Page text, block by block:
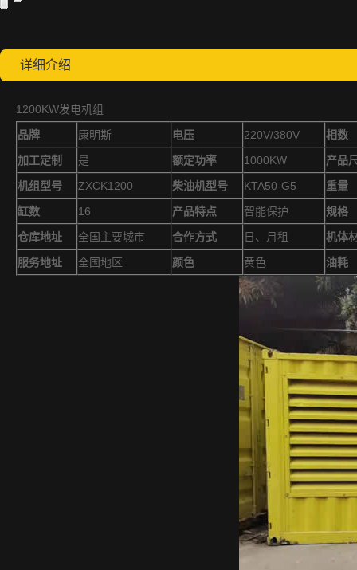
详细介绍
1200KW发电机组
品牌
康明斯 电压 220V/380V
相数
加工定制
是 额定功率 1000KW
产品
机组型号
ZXCK1200 柴油机型号 KTA50-G5
重量
缸数
16 产品特点 智能保护
规格
仓库地址
全国主要城市 合作方式 日、月租
机体
服务地址
全国地区 颜色 黄色 油耗